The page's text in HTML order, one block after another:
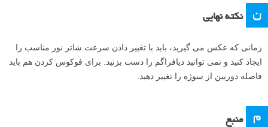
ن نکته نهایی
زمانی که عکس می گیرید، باید با تغییر دادن سرعت شاتر نور مناسب را
ایجاد کنید و نمی توانید دیافراگم را دست بزنید. برای فوکوس کردن هم باید
فاصله دوربین از سوژه را تغییر دهید.
م منبع